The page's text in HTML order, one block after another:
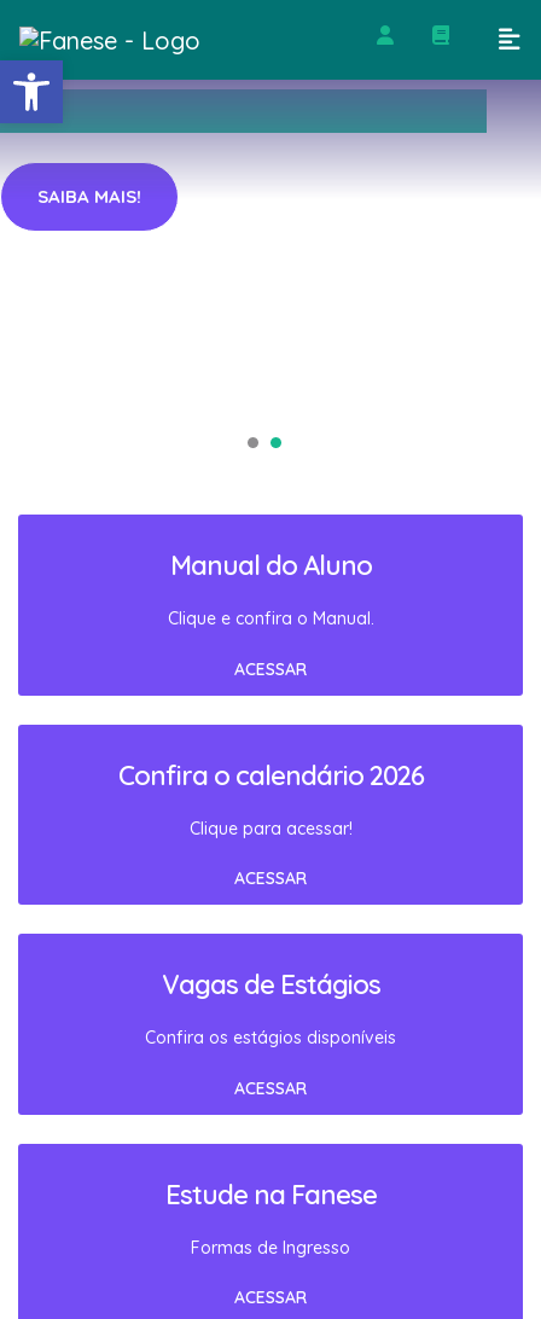
Barra de Ferramentas
SAIBA MAIS!
Manual do Aluno
Clique e confira o Manual.
ACESSAR
Confira o calendário 2026
Clique para acessar!
ACESSAR
Vagas de Estágios
Confira os estágios disponíveis
ACESSAR
Estude na Fanese
Formas de Ingresso
ACESSAR